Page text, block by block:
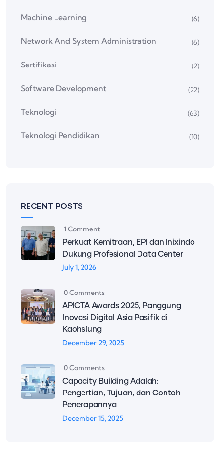
Machine Learning (6)
Network And System Administration (6)
Sertifikasi (2)
Software Development (22)
Teknologi (63)
Teknologi Pendidikan (10)
RECENT POSTS
1 Comment
Perkuat Kemitraan, EPI dan Inixindo
Dukung Profesional Data Center
July 1, 2026
0 Comments
APICTA Awards 2025, Panggung
Inovasi Digital Asia Pasifik di
Kaohsiung
December 29, 2025
0 Comments
Capacity Building Adalah:
Pengertian, Tujuan, dan Contoh
Penerapannya
December 15, 2025